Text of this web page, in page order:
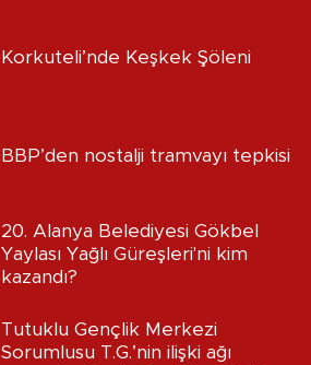
Korkuteli’nde Keşkek Şöleni
BBP’den nostalji tramvayı tepkisi
20. Alanya Belediyesi Gökbel
Yaylası Yağlı Güreşleri'ni kim
kazandı?
Tutuklu Gençlik Merkezi
Sorumlusu T.G.’nin ilişki ağı